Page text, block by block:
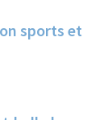
sports et